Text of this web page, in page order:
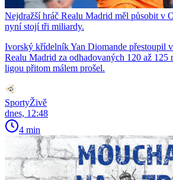
Nejdražší hráč Realu Madrid měl působit v
nyní stojí tři miliardy.
Ivorský křídelník Yan Diomande přestoupil
Realu Madrid za odhadovaných 120 až 125
ligou přitom málem prošel.
SportyŽivě
dnes, 12:48
4 min